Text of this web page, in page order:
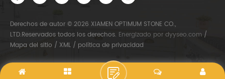
Derechos de autor © 2026 XIAMEN OPTIMUM STONE CO.,
LTD.Reservados todos los derechos. Energizado por dyyseo.com /
Mapa del sitio / XML / política de privacidad